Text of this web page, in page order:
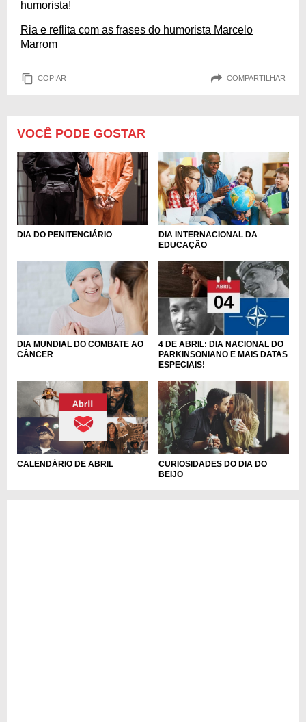
humorista!
Ria e reflita com as frases do humorista Marcelo
Marrom
COPIAR COMPARTILHAR
VOCÊ PODE GOSTAR
DIA DO PENITENCIÁRIO
DIA INTERNACIONAL DA
EDUCAÇÃO
DIA MUNDIAL DO COMBATE AO
CÂNCER
4 DE ABRIL: DIA NACIONAL DO
PARKINSONIANO E MAIS DATAS
ESPECIAIS!
CALENDÁRIO DE ABRIL
CURIOSIDADES DO DIA DO
BEIJO